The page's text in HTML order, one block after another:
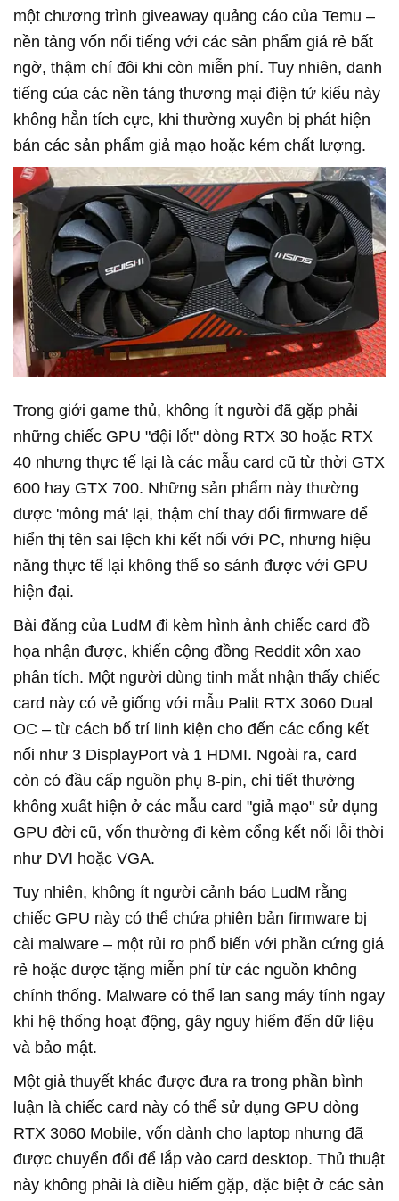
một chương trình giveaway quảng cáo của Temu –
nền tảng vốn nổi tiếng với các sản phẩm giá rẻ bất
ngờ, thậm chí đôi khi còn miễn phí. Tuy nhiên, danh
tiếng của các nền tảng thương mại điện tử kiểu này
không hẳn tích cực, khi thường xuyên bị phát hiện
bán các sản phẩm giả mạo hoặc kém chất lượng.
Trong giới game thủ, không ít người đã gặp phải
những chiếc GPU "đội lốt" dòng RTX 30 hoặc RTX
40 nhưng thực tế lại là các mẫu card cũ từ thời GTX
600 hay GTX 700. Những sản phẩm này thường
được 'mông má' lại, thậm chí thay đổi firmware để
hiển thị tên sai lệch khi kết nối với PC, nhưng hiệu
năng thực tế lại không thể so sánh được với GPU
hiện đại.
Bài đăng của LudM đi kèm hình ảnh chiếc card đồ
họa nhận được, khiến cộng đồng Reddit xôn xao
phân tích. Một người dùng tinh mắt nhận thấy chiếc
card này có vẻ giống với mẫu Palit RTX 3060 Dual
OC – từ cách bố trí linh kiện cho đến các cổng kết
nối như 3 DisplayPort và 1 HDMI. Ngoài ra, card
còn có đầu cấp nguồn phụ 8-pin, chi tiết thường
không xuất hiện ở các mẫu card "giả mạo" sử dụng
GPU đời cũ, vốn thường đi kèm cổng kết nối lỗi thời
như DVI hoặc VGA.
Tuy nhiên, không ít người cảnh báo LudM rằng
chiếc GPU này có thể chứa phiên bản firmware bị
cài malware – một rủi ro phổ biến với phần cứng giá
rẻ hoặc được tặng miễn phí từ các nguồn không
chính thống. Malware có thể lan sang máy tính ngay
khi hệ thống hoạt động, gây nguy hiểm đến dữ liệu
và bảo mật.
Một giả thuyết khác được đưa ra trong phần bình
luận là chiếc card này có thể sử dụng GPU dòng
RTX 3060 Mobile, vốn dành cho laptop nhưng đã
được chuyển đổi để lắp vào card desktop. Thủ thuật
này không phải là điều hiếm gặp, đặc biệt ở các sản